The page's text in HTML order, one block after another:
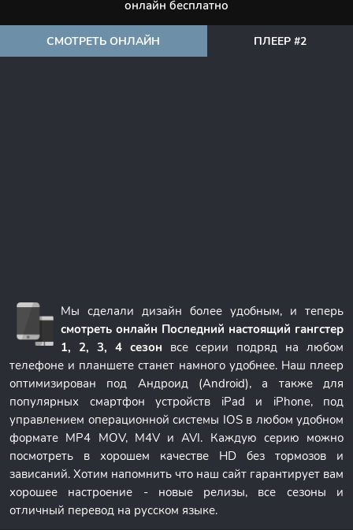
онлайн бесплатно
СМОТРЕТЬ ОНЛАЙН ПЛЕЕР #2
Мы сделали дизайн более удобным, и теперь
смотреть онлайн Последний настоящий гангстер
1, 2, 3, 4 сезон все серии подряд на любом
телефоне и планшете станет намного удобнее. Наш плеер
оптимизирован под Андроид (Android), а также для
популярных смартфон устройств iPad и iPhone, под
управлением операционной системы IOS в любом удобном
формате MP4 MOV, M4V и AVI. Каждую серию можно
посмотреть в хорошем качестве HD без тормозов и
зависаний. Хотим напомнить что наш сайт гарантирует вам
хорошее настроение - новые релизы, все сезоны и
отличный перевод на русском языке.